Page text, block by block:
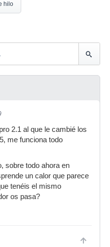
hilo
2.1 al que le cambié los
me funciona todo
sobre todo ahora en
un calor que parece
tenéis el mismo
os pasa?